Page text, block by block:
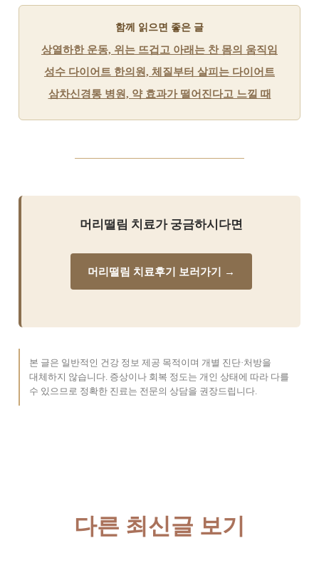
함께 읽으면 좋은 글
상열하한 운동, 위는 뜨겁고 아래는 찬 몸의 움직임
성수 다이어트 한의원, 체질부터 살피는 다이어트
삼차신경통 병원, 약 효과가 떨어진다고 느낄 때
머리떨림 치료가 궁금하시다면
머리떨림 치료후기 보러가기 →
본 글은 일반적인 건강 정보 제공 목적이며 개별 진단·처방을
대체하지 않습니다. 증상이나 회복 정도는 개인 상태에 따라 다를
수 있으므로 정확한 진료는 전문의 상담을 권장드립니다.
다른 최신글 보기